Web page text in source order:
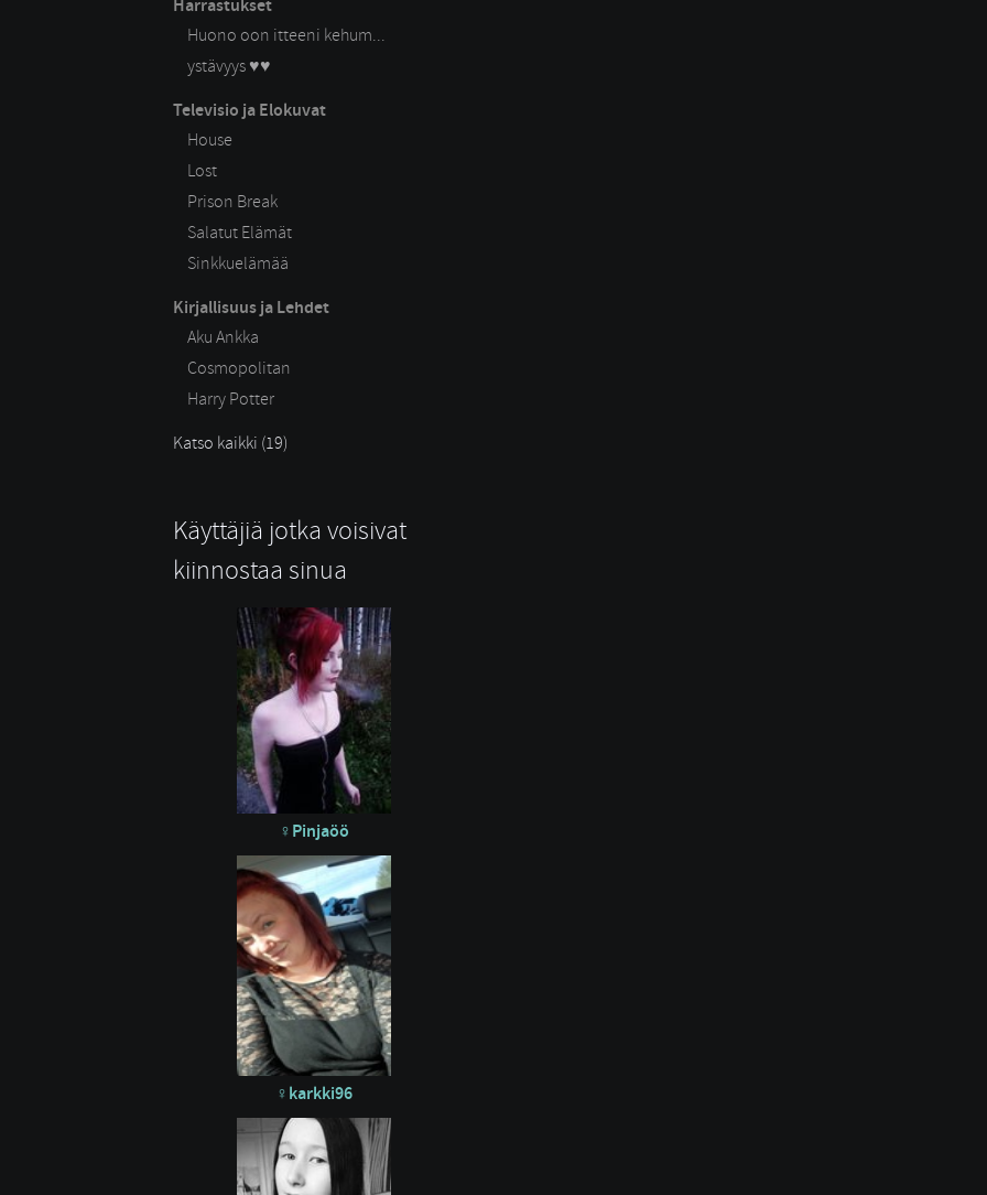
Harrastukset
Huono oon itteeni kehum...
ystävyys ♥♥
Televisio ja Elokuvat
House
Lost
Prison Break
Salatut Elämät
Sinkkuelämää
Kirjallisuus ja Lehdet
Aku Ankka
Cosmopolitan
Harry Potter
Katso kaikki (19)
Käyttäjiä jotka voisivat
kiinnostaa sinua
Pinjaöö
karkki96